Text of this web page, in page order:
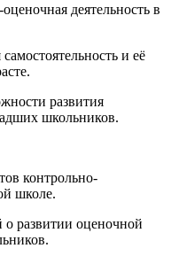
деятельность в
и её
развития
школьников.
контрольно-
школе.
развитии оценочной